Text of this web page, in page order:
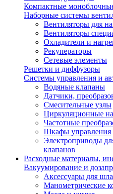
Компактные
Наборные системы
Вентиляторы для
Вентиляторы
Охладители и
Рекуператоры
Сетевые элементы
Решетки и диффузоры
Системы управления и
Водяные клапаны
Датчики,
Смесительные узлы
Циркуляционные
Частотные
Шкафы управления
Электроприводы
клапанов
Расходные материалы,
Вакуумирование и
Аксессуары для
Манометрические